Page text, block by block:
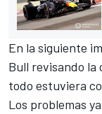
En la siguiente
Bull revisando la
todo estuviera
Los problemas